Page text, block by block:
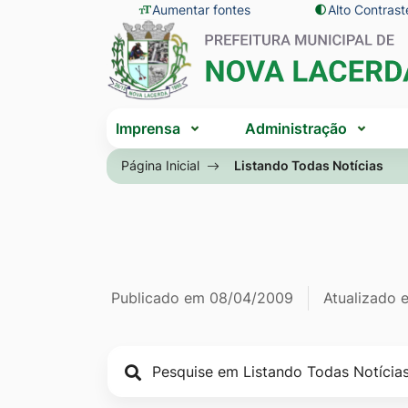
Seção
de
atalhos
e
links
de
acessibilidade
para
o
conteúdo
[alt+1]
Ir
para
busca
Aumentar fontes Alto
Seção
do
menu
menu
Imprensa Administração
Página Inicial Listando Todas Notícias
Página
Informações
de
publicação
Publicado em 08/04/2009 Atualizado